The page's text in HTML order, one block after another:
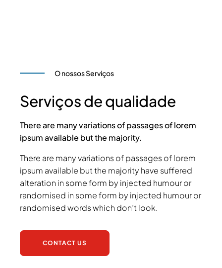
O nossos Serviços
Serviços de qualidade
There are many variations of passages of lorem
ipsum available but the majority.
There are many variations of passages of lorem
ipsum available but the majority have suffered
alteration in some form by injected humour or
randomised in some form by injected humour or
randomised words which don’t look.
CONTACT US